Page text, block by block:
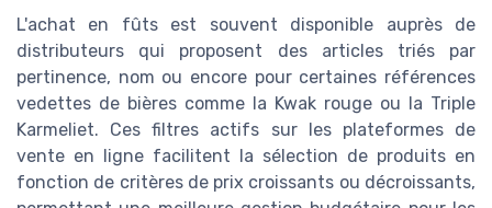
L'achat en fûts est souvent disponible auprès de
distributeurs qui proposent des articles triés par
pertinence, nom ou encore pour certaines références
vedettes de bières comme la Kwak rouge ou la Triple
Karmeliet. Ces filtres actifs sur les plateformes de
vente en ligne facilitent la sélection de produits en
fonction de critères de prix croissants ou décroissants,